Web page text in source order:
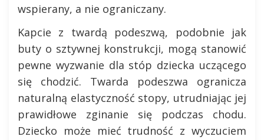
wspierany, a nie ograniczany.
Kapcie z twardą podeszwą, podobnie jak
buty o sztywnej konstrukcji, mogą stanowić
pewne wyzwanie dla stóp dziecka uczącego
się chodzić. Twarda podeszwa ogranicza
naturalną elastyczność stopy, utrudniając jej
prawidłowe zginanie się podczas chodu.
Dziecko może mieć trudność z wyczuciem